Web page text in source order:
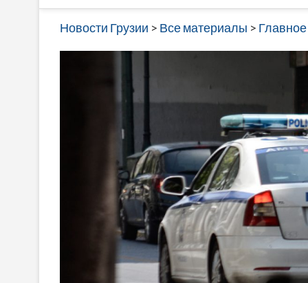
Новости Грузии > Все материалы > Главное